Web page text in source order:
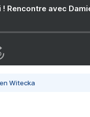
Rencontre avec
Witecka